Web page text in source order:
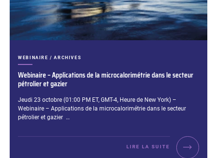
Webinaire – Applications de la microcalorimétrie dans le secteur
pétrolier et gazier
CATÉGORIES :
WEBINAIRE / ARCHIVES
Extrait :
Jeudi 23 octobre (01:00 PM ET, GMT-4, Heure de New York) –
Webinaire – Applications de la microcalorimétrie dans le secteur
pétrolier et gazier …
LIRE LA SUITE